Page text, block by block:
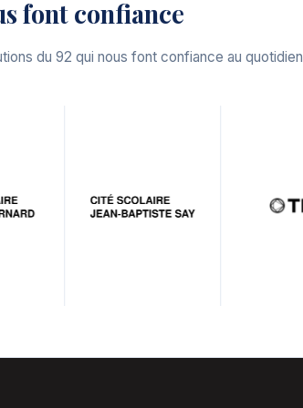
font confiance
du 92 qui nous font confiance au quotidien